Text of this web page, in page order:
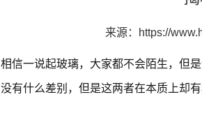
来源： https://
相信一说起玻璃，大家都不会陌生，但
没有什么差别，但是这两者在本质上却